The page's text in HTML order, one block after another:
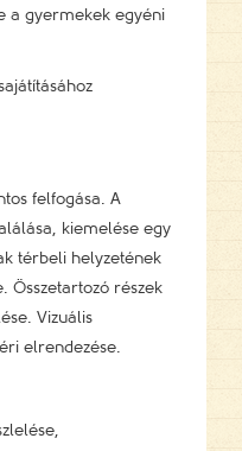
a gyermekek egyéni
felfogása. A
kiemelése egy
térbeli helyzetének
Összetartozó részek
Vizuális
elrendezése.